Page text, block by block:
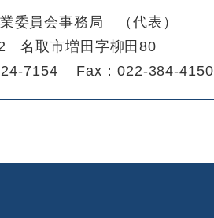
委員会事務局
代表
名取市増田字柳田80
7154
Fax：022-384-4150